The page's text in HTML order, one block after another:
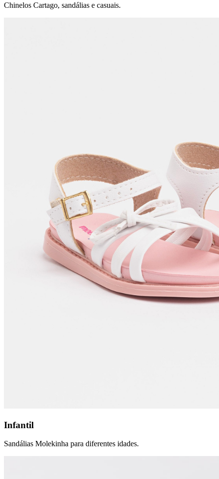
Chinelos Cartago, sandálias e casuais.
Infantil
Sandálias Molekinha para diferentes idades.